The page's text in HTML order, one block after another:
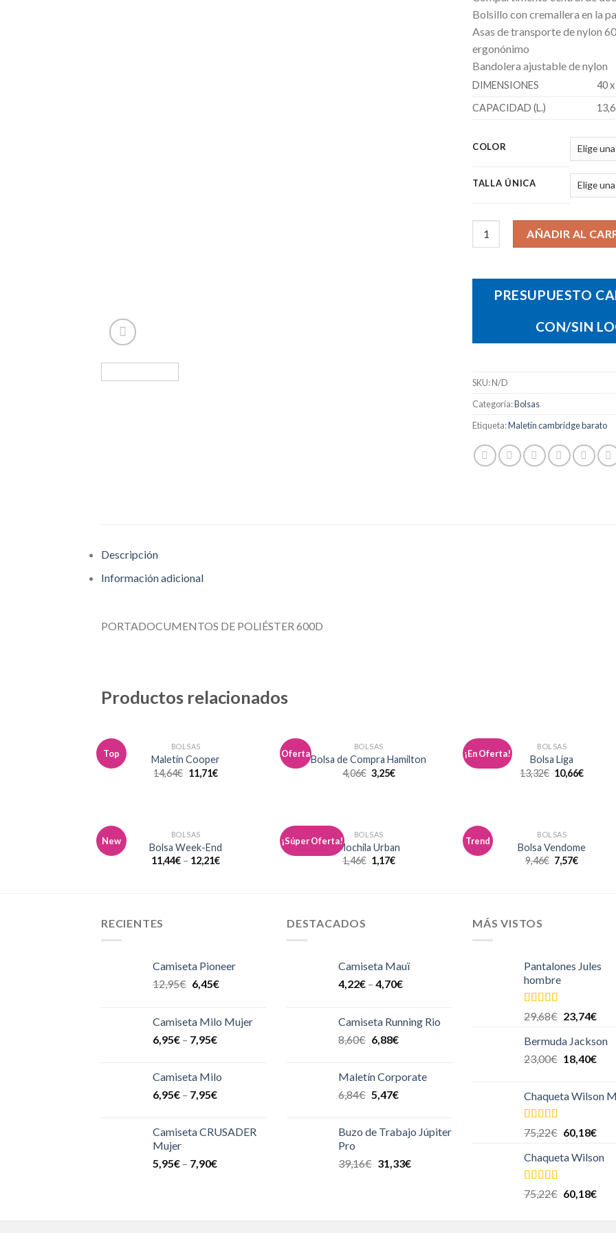
Bolsillo con cremallera en la
Asas de transporte de nylon
ergonónimo
Bandolera ajustable de nylon
DIMENSIONES
40
CAPACIDAD (L.)
13,6
COLOR
TALLA ÚNICA
Maletín Cambridge cantidad
AÑADIR AL
PRESUPUESTO
CON/SIN
SKU:N/D
Categoría:Bolsas
Etiqueta:Maletín cambridge barato
Descripción
Información adicional
PORTADOCUMENTOS DE POLIÉSTER 600D
Productos relacionados
Top
BOLSAS
Maletín Cooper
14,64€ 11,71€
Oferta
a la
BOLSAS
Bolsa de Compra Hamilton
4,06€ 3,25€
¡En Oferta!
BOLSAS
Bolsa Liga
13,32€ 10,66€
New
BOLSAS
Bolsa Week-End
11,44€ – 12,21€
¡Súper Oferta!
BOLSAS
Mochila Urban
1,46€ 1,17€
Trend
BOLSAS
Bolsa Vendome
9,46€ 7,57€
RECIENTES
Camiseta Pioneer
12,95€ 6,45€
Camiseta Milo Mujer
6,95€ – 7,95€
Camiseta Milo
6,95€ – 7,95€
Camiseta CRUSADER
Mujer
5,95€ – 7,90€
DESTACADOS
Camiseta Mauï
4,22€ – 4,70€
Camiseta Running Rio
8,60€ 6,88€
Maletín Corporate
6,84€ 5,47€
Buzo de Trabajo Júpiter
Pro
39,16€ 31,33€
MÁS VISTOS
Pantalones Jules
hombre
Valorado en
5.00
29,68€ 23,74€
Bermuda Jackson
23,00€ 18,40€
Chaqueta Wilson
Valorado en
5.00
75,22€ 60,18€
Chaqueta Wilson
Valorado en
5.00
75,22€ 60,18€